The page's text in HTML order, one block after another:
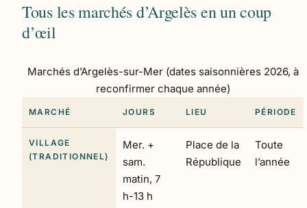
Tous les marchés d’Argelès en un coup
d’œil
Marchés d’Argelès-sur-Mer (dates saisonnières 2026, à
reconfirmer chaque année)
MARCHÉ JOURS LIEU PÉRIODE
VILLAGE
(TRADITIONNEL)
Mer. +
sam.
matin, 7
h-13 h
Place de la
République
Toute
l’année